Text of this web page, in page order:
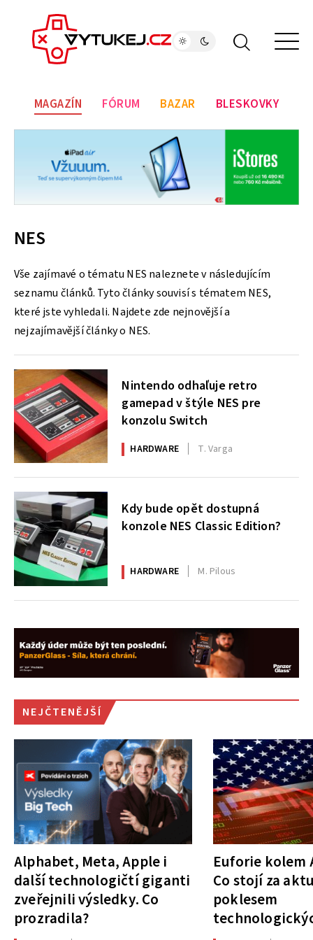
MAGAZÍN FÓRUM BAZAR BLESKOVKY
NES
Vše zajímavé o tématu NES naleznete v následujícím
seznamu článků. Tyto články souvisí s tématem NES,
které jste vyhledali. Najdete zde nejnovější a
nejzajímavější články o NES.
Nintendo odhaľuje retro
gamepad v štýle NES pre
konzolu Switch
HARDWARE T. Varga
Kdy bude opět dostupná
konzole NES Classic Edition?
HARDWARE M. Pilous
NEJČTENĚJŠÍ
Alphabet, Meta, Apple i
další technologičtí giganti
zveřejnili výsledky. Co
prozradila?
Euforie kolem
Co stojí za
poklesem